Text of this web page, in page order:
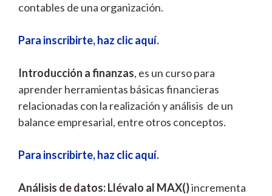
contables de una organización.
Para inscribirte, haz clic aquí.
Introducción a finanzas, es un curso para
aprender herramientas básicas financieras
relacionadas con la realización y análisis de un
balance empresarial, entre otros conceptos.
Para inscribirte, haz clic aquí.
Análisis de datos: Llévalo al MAX()incrementa